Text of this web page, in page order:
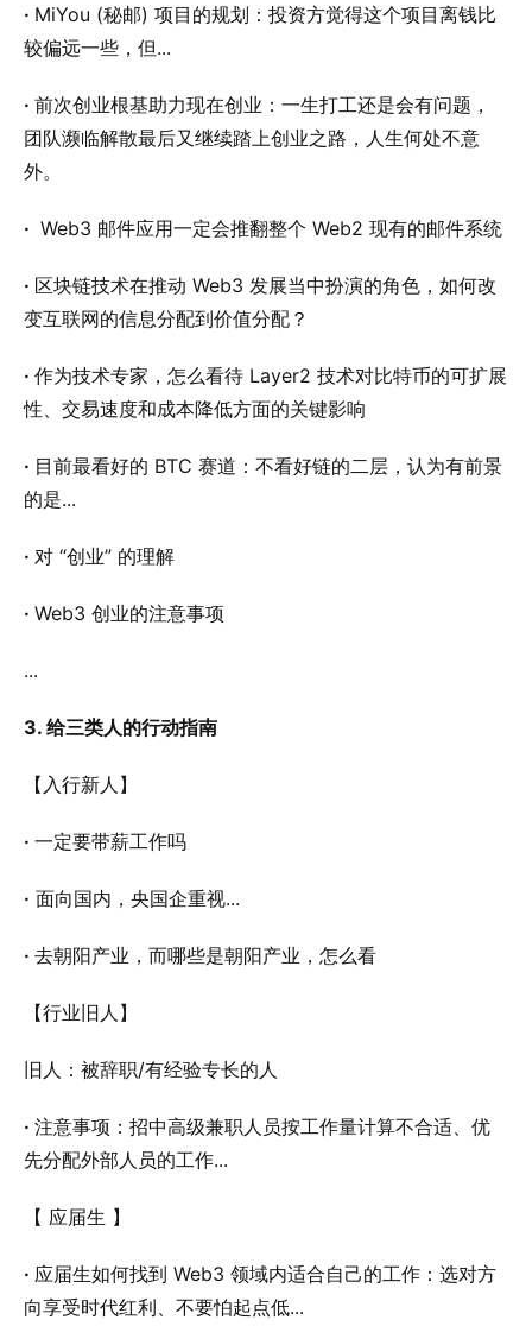
· MiYou (秘邮) 项目的规划：投资方觉得这个项目离钱比
较偏远一些，但...
· 前次创业根基助力现在创业：一生打工还是会有问题，
团队濒临解散最后又继续踏上创业之路，人生何处不意
外。
· Web3 邮件应用一定会推翻整个 Web2 现有的邮件系统
· 区块链技术在推动 Web3 发展当中扮演的角色，如何改
变互联网的信息分配到价值分配？
· 作为技术专家，怎么看待 Layer2 技术对比特币的可扩展
性、交易速度和成本降低方面的关键影响
· 目前最看好的 BTC 赛道：不看好链的二层，认为有前景
的是...
· 对 “创业” 的理解
· Web3 创业的注意事项
...
3. 给三类人的行动指南
【入行新人】
· 一定要带薪工作吗
· 面向国内，央国企重视...
· 去朝阳产业，而哪些是朝阳产业，怎么看
【行业旧人】
旧人：被辞职/有经验专长的人
· 注意事项：招中高级兼职人员按工作量计算不合适、优
先分配外部人员的工作...
【 应届生 】
· 应届生如何找到 Web3 领域内适合自己的工作：选对方
向享受时代红利、不要怕起点低...